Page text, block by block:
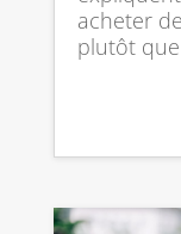
acheter
plutôt